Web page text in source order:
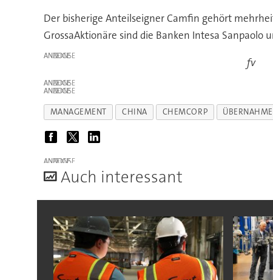
Der bisherige Anteilseigner Camfin gehört
GrossaAktionäre sind die Banken Intesa Sanpaolo
ANZEIGE fv
ANZEIGE
ANZEIGE
MANAGEMENT CHINA CHEMCORP ÜBERNAHME
ANZEIGE
Auch interessant